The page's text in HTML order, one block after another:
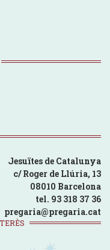
Jesuïtes de Catalunya
c/ Roger de Llúria, 13
08010 Barcelona
tel. 93 318 37 36
pregaria@pregaria.cat